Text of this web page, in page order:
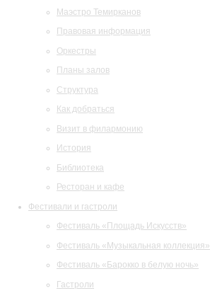
Маэстро Темирканов
Правовая информация
Оркестры
Планы залов
Структура
Как добраться
Визит в филармонию
История
Библиотека
Ресторан и кафе
Фестивали и гастроли
Фестиваль «Площадь Искусств»
Фестиваль «Музыкальная коллекция»
Фестиваль «Барокко в белую ночь»
Гастроли